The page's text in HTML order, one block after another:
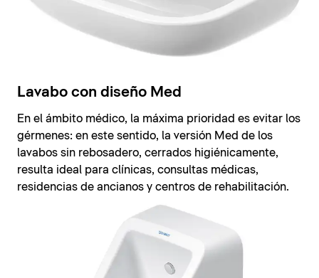
Lavabo con diseño Med
En el ámbito médico, la máxima prioridad es evitar los
gérmenes: en este sentido, la versión Med de los
lavabos sin rebosadero, cerrados higiénicamente,
resulta ideal para clínicas, consultas médicas,
residencias de ancianos y centros de rehabilitación.